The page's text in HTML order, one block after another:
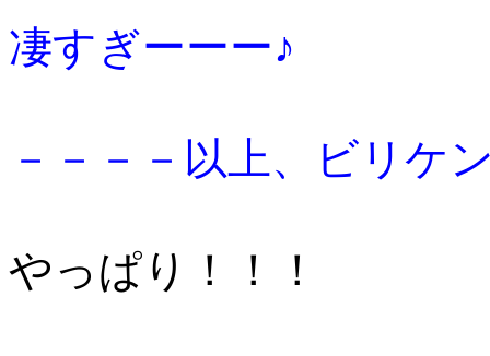
凄すぎーーー♪
－－－－以上、ビリケ
やっぱり！！！